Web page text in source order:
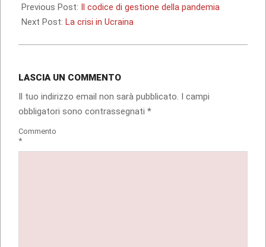
03-
02
Previous Post: Il codice di gestione della pandemia
Next Post: La crisi in Ucraina
LASCIA UN COMMENTO
Il tuo indirizzo email non sarà pubblicato. I campi
obbligatori sono contrassegnati *
Commento
*